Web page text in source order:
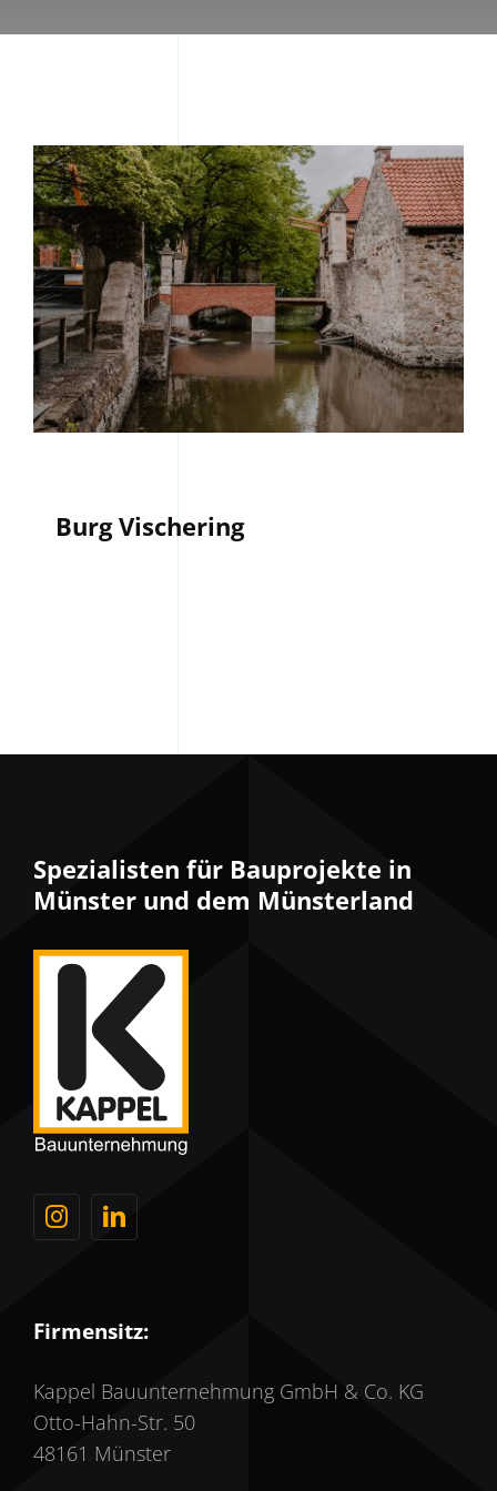
Burg Vischering
Spezialisten für Bauprojekte in
Münster und dem Münsterland
Firmensitz:
Kappel Bauunternehmung GmbH & Co. KG
Otto-Hahn-Str. 50
48161 Münster